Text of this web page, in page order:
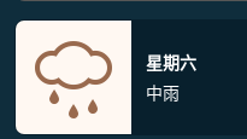
星期六
中雨